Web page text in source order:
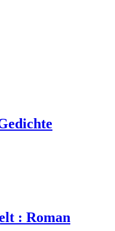
: Roman